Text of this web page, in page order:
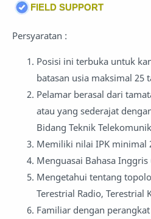
FIELD SUPPORT
Persyaratan :
Posisi ini terbuka untuk
batasan usia maksimal 25
Pelamar berasal dari
atau yang sederajat
Bidang Teknik
Memiliki nilai IPK minimal
Menguasai Bahasa
Mengetahui tentang
Terestrial Radio, Terestrial
Familiar dengan